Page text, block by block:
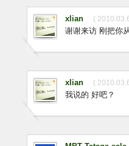
xlian (
谢谢来访 刚把你
xlian (
我说的 好吧？